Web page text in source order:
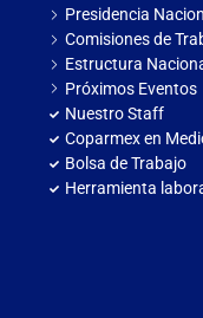
Presidencia
Comisiones de
Estructura
Próximos Eventos
Nuestro Staff
Coparmex en
Bolsa de Trabajo
Herramienta